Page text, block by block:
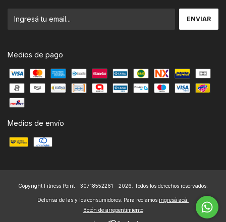
Medios de pago
Medios de envío
Copyright Fitness Point - 30718552261 - 2026. Todos los derechos reservados.
Defensa de las y los consumidores. Para reclamos ingresá acá.
Botón de arrepentimiento